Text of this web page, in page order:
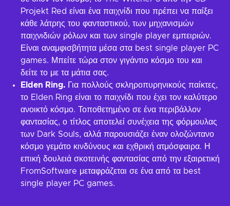
Projekt Red είναι ένα παιχνίδι που πρέπει να παίξει
κάθε λάτρης του φανταστικού, των μηχανισμών
παιχνιδιών ρόλων και των single player εμπειριών.
Είναι αναμφισβήτητα μέσα στα best single player PC
games. Μπείτε τώρα στον γιγάντιο κόσμο του και
δείτε το με τα μάτια σας.
Elden Ring. Για πολλούς σκληροπυρηνικούς παίκτες,
το Elden Ring είναι το παιχνίδι που έχει τον καλύτερο
ανοικτό κόσμο. Τοποθετημένο σε ένα περιβάλλον
φαντασίας, ο τίτλος αποτελεί συνέχεια της φόρμουλας
των Dark Souls, αλλά παρουσιάζει έναν ολοζώντανο
κόσμο γεμάτο κινδύνους και εχθρική ατμόσφαιρα. Η
επική δουλειά σκοτεινής φαντασίας από την εξαιρετική
FromSoftware μεταφράζεται σε ένα από τα best
single player PC games.